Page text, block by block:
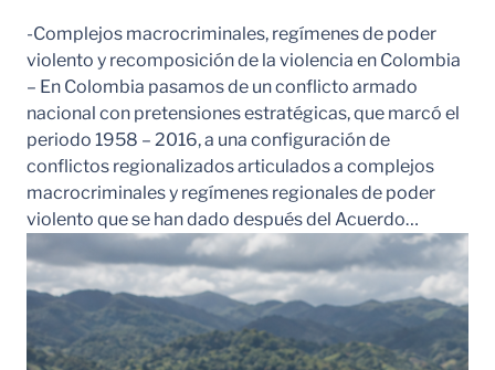
-Complejos macrocriminales, regímenes de poder
violento y recomposición de la violencia en Colombia
– En Colombia pasamos de un conflicto armado
nacional con pretensiones estratégicas, que marcó el
periodo 1958 – 2016, a una configuración de
conflictos regionalizados articulados a complejos
macrocriminales y regímenes regionales de poder
violento que se han dado después del Acuerdo…